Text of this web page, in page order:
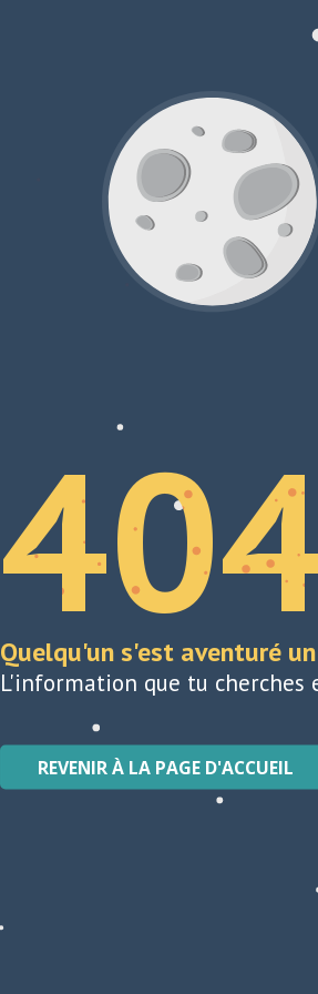
Quelqu'un s'est aventuré
L'information que tu cherches
REVENIR À LA PAGE D'ACCUEIL